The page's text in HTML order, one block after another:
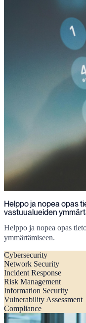
Helppo ja nopea opas
vastuualueiden
Helppo ja nopea opas
ymmärtämiseen.
Cybersecurity
Network Security
Incident Response
Risk Management
Information Security
Vulnerability Assessment
Compliance